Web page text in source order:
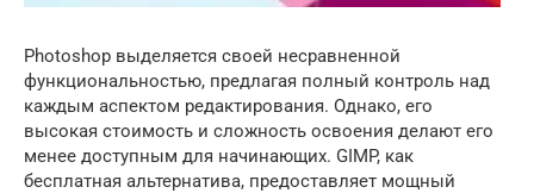
Photoshop выделяется своей несравненной
функциональностью, предлагая полный контроль над
каждым аспектом редактирования. Однако, его
высокая стоимость и сложность освоения делают его
менее доступным для начинающих. GIMP, как
бесплатная альтернатива, предоставляет мощный